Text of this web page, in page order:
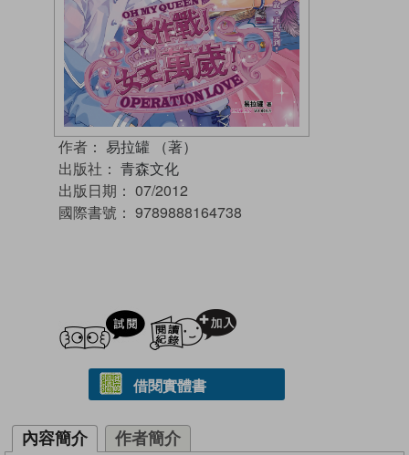
作者： 易拉罐 （著）
出版社： 青森文化
出版日期： 07/2012
國際書號： 9789888164738
試閲
借閱實體書
內容簡介 作者簡介